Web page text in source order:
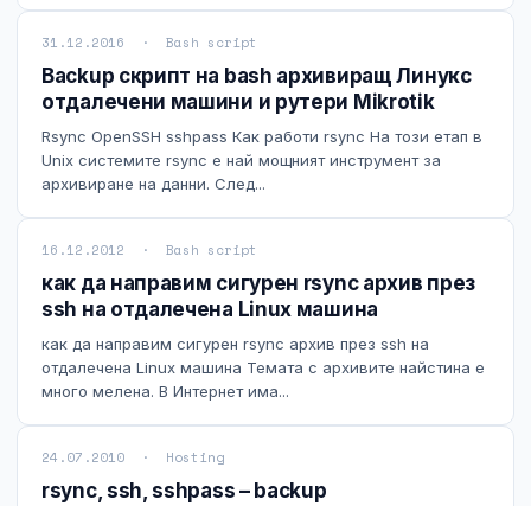
Правна информация
GDPR
Контакти
Блог
31.12.2016 · Bash script
Backup скрипт на bash архивиращ Линукс
отдалечени машини и рутери Mikrotik
Rsync OpenSSH sshpass Как работи rsync На този етап в
Unix системите rsync е най мощният инструмент за
архивиране на данни. След...
16.12.2012 · Bash script
как да направим сигурен rsync архив през
ssh на отдалечена Linux машина
как да направим сигурен rsync архив през ssh на
отдалечена Linux машина Темата с архивите найстина е
много мелена. В Интернет има...
24.07.2010 · Hosting
rsync, ssh, sshpass – backup